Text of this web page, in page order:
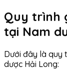
Quy trình
tại Nam
Dưới đây là quy
dược Hải Long: